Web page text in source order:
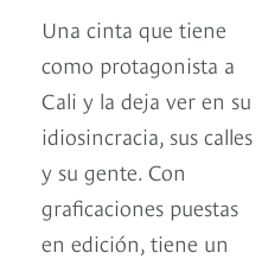
Una cinta que tiene
como protagonista a
Cali y la deja ver en su
idiosincracia, sus calles
y su gente. Con
graficaciones puestas
en edición, tiene un